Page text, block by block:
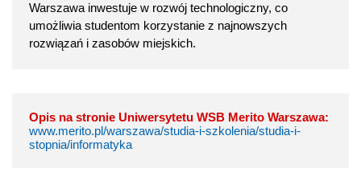
Warszawa inwestuje w rozwój technologiczny, co
umożliwia studentom korzystanie z najnowszych
rozwiązań i zasobów miejskich.
Opis na stronie Uniwersytetu WSB Merito Warszawa:
www.merito.pl/warszawa/studia-i-szkolenia/studia-i-
stopnia/informatyka